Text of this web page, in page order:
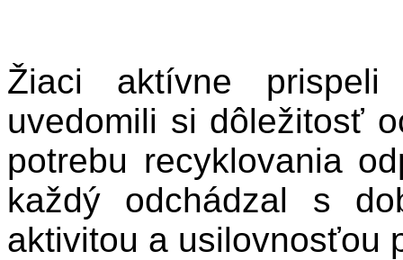
Žiaci aktívne
uvedomili si dôležitosť
potrebu recyklovania
každý odchádzal s
aktivitou a